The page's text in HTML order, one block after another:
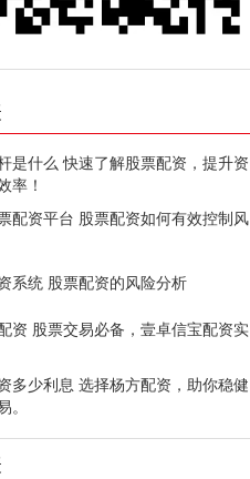
是什么 快速了解股票配资，提升资
率！
配资平台 股票配资如何有效控制风
系统 股票配资的风险分析
资 股票交易必备，壹卓信宝配资实
多少利息 选择杨方配资，助你稳健
。